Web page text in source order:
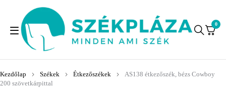
0
Kezdőlap Székek Étkezőszékek
AS138 étkezőszék, bézs Cowboy
200 szövetkárpittal